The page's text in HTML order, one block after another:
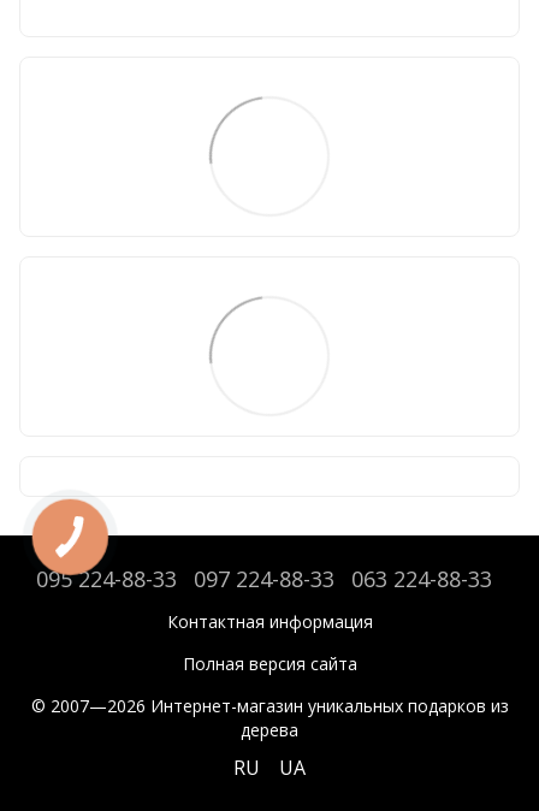
095 224-88-33 097 224-88-33 063 224-88-33
Контактная информация
Полная версия сайта
© 2007—2026 Интернет-магазин уникальных подарков из
дерева
RU UA